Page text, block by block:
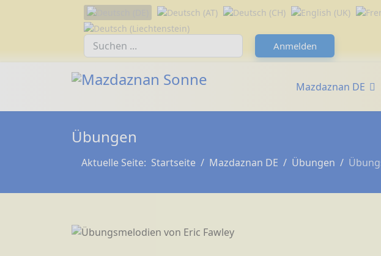
Sprache auswählen
Suchfeld
Anmelden
Mazdaznan DE
Übungen
Aktuelle Seite: Startseite Mazdaznan DE Übungen